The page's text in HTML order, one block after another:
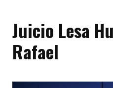
Juicio Lesa
Rafael